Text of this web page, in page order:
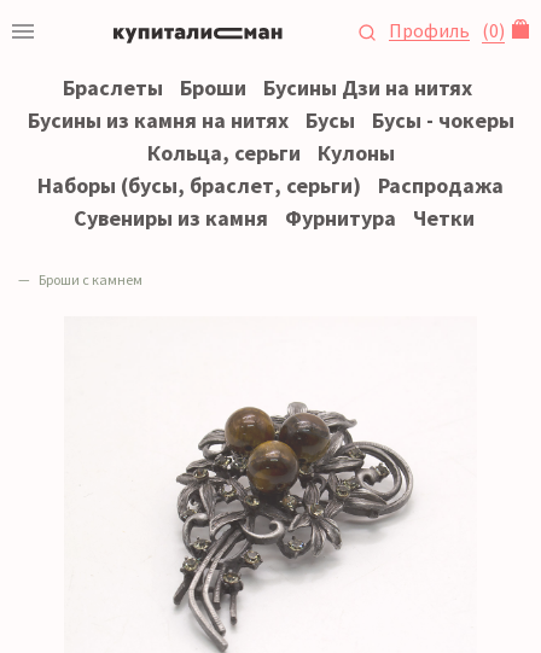
Профиль (0)
Браслеты Броши
Бусины Дзи на нитях
Бусины из камня на нитях
Бусы
Бусы - чокеры
Кольца, серьги
Кулоны
Наборы (бусы, браслет, серьги)
Распродажа
Сувениры из камня
Фурнитура Четки
Броши с камнем